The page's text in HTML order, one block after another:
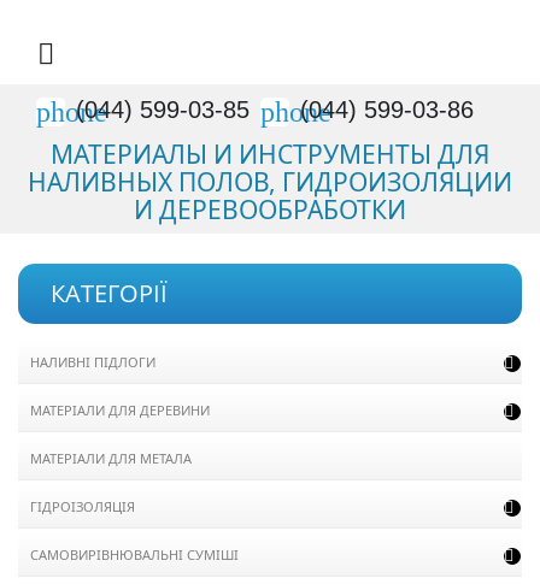

phone
(044) 599-03-85 phone
(044) 599-03-86
МАТЕРИАЛЫ И ИНСТРУМЕНТЫ ДЛЯ
НАЛИВНЫХ ПОЛОВ, ГИДРОИЗОЛЯЦИИ
И ДЕРЕВООБРАБОТКИ
КАТЕГОРІЇ
НАЛИВНІ ПІДЛОГИ 
МАТЕРІАЛИ ДЛЯ ДЕРЕВИНИ 
МАТЕРІАЛИ ДЛЯ МЕТАЛА
ГІДРОІЗОЛЯЦІЯ 
САМОВИРІВНЮВАЛЬНІ СУМІШІ 